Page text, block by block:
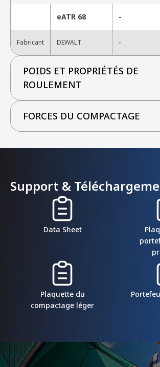
eATR 68 -
Fabricant DEWALT -
POIDS ET PROPRIÉTÉS DE
ROULEMENT
FORCES DU COMPACTAGE
Support &
Data Sheet
Plaquette du
compactage léger